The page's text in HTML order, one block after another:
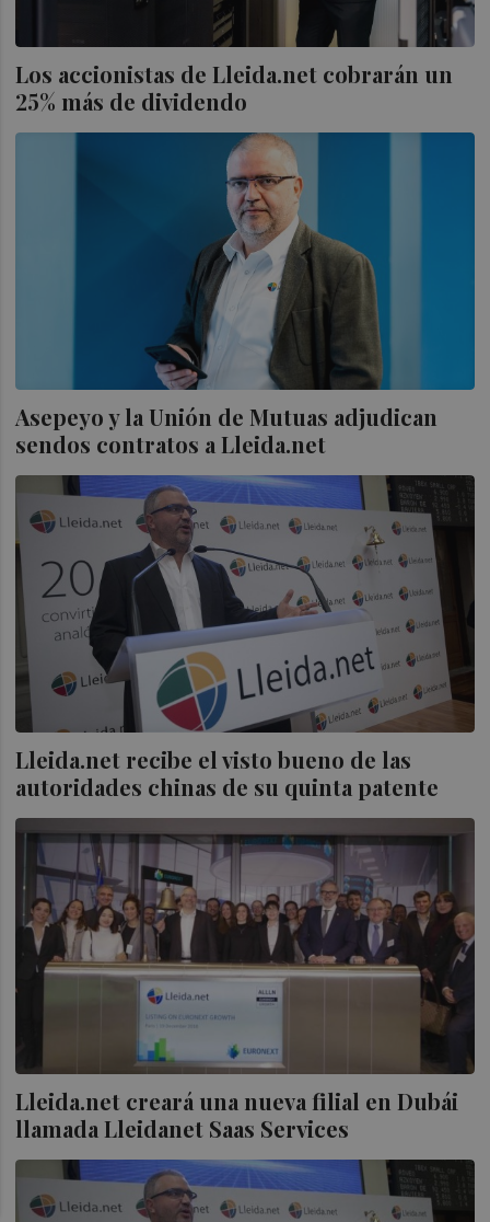
Los accionistas de Lleida.net cobrarán un
25% más de dividendo
Asepeyo y la Unión de Mutuas adjudican
sendos contratos a Lleida.net
Lleida.net recibe el visto bueno de las
autoridades chinas de su quinta patente
Lleida.net creará una nueva filial en Dubái
llamada Lleidanet Saas Services